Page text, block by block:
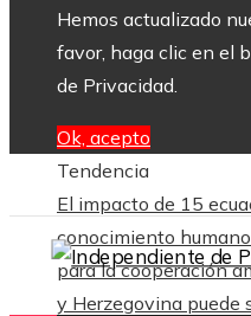
Hemos actualizado
favor, haga clic en el
de Privacidad.
Ok, acepto
Tendencia
El impacto de 15
conocimiento humano
para la cooperación
y Herzegovina puede